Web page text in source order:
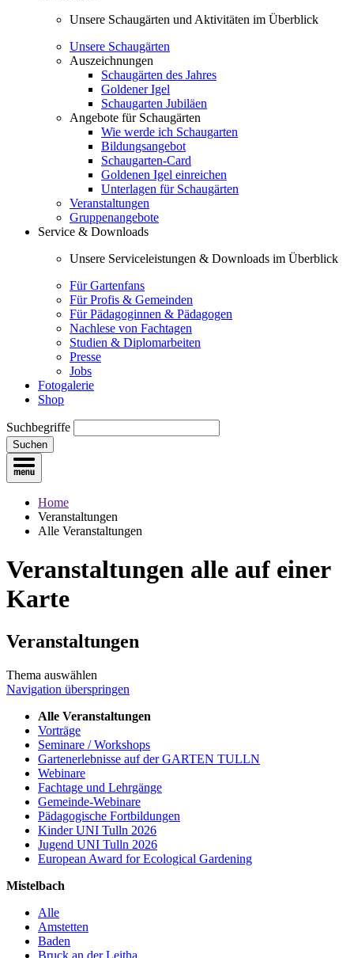
Unsere Schaugärten und Aktivitäten im Überblick
Unsere Schaugärten
Auszeichnungen
Schaugärten des Jahres
Goldener Igel
Schaugarten Jubiläen
Angebote für Schaugärten
Wie werde ich Schaugarten
Bildungsangebot
Schaugarten-Card
Goldenen Igel einreichen
Unterlagen für Schaugärten
Veranstaltungen
Gruppenangebote
Service & Downloads
Unsere Serviceleistungen & Downloads im Überblick
Für Gartenfans
Für Profis & Gemeinden
Für Pädagoginnen & Pädagogen
Nachlese von Fachtagen
Studien & Diplomarbeiten
Presse
Jobs
Fotogalerie
Shop
Suchbegriffe
Suchen
Home
Veranstaltungen
Alle Veranstaltungen
Veranstaltungen alle auf einer
Karte
Veranstaltungen
Thema auswählen
Navigation überspringen
Alle Veranstaltungen
Vorträge
Seminare / Workshops
Gartenerlebnisse auf der GARTEN TULLN
Webinare
Fachtage und Lehrgänge
Gemeinde-Webinare
Pädagogische Fortbildungen
Kinder UNI Tulln 2026
Jugend UNI Tulln 2026
European Award for Ecological Gardening
Mistelbach
Alle
Amstetten
Baden
Bruck an der Leitha